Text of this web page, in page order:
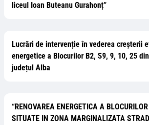
liceul Ioan Buteanu Gurahonț”
Lucrări de intervenție în vederea creșterii
energetice a Blocurilor B2, S9, 9, 10, 25
județul Alba
“RENOVAREA ENERGETICA A
SITUATE IN ZONA MARGINALIZATA